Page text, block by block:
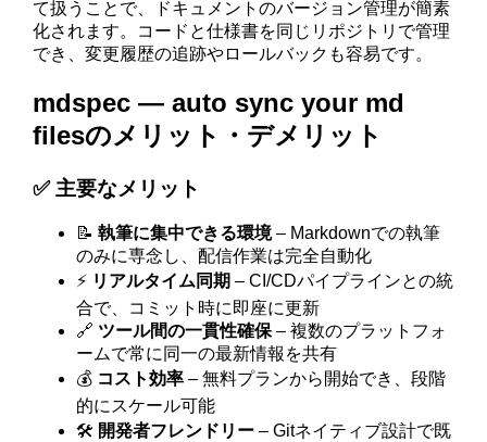
て扱うことで、ドキュメントのバージョン管理が簡素
化されます。コードと仕様書を同じリポジトリで管理
でき、変更履歴の追跡やロールバックも容易です。
mdspec — auto sync your md
filesのメリット・デメリット
✅ 主要なメリット
📝執筆に集中できる環境– Markdownでの執筆
のみに専念し、配信作業は完全自動化
⚡ リアルタイム同期 – CI/CDパイプラインとの統
合で、コミット時に即座に更新
🔗 ツール間の一貫性確保– 複数のプラットフォ
ームで常に同一の最新情報を共有
💰 コスト効率 – 無料プランから開始でき、段階
的にスケール可能
🛠️ 開発者フレンドリー – Gitネイティブ設計で既